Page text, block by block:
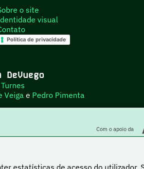
o site
visual
Política de privacidade
Veiga e Pedro Pimenta
Com o apoio da